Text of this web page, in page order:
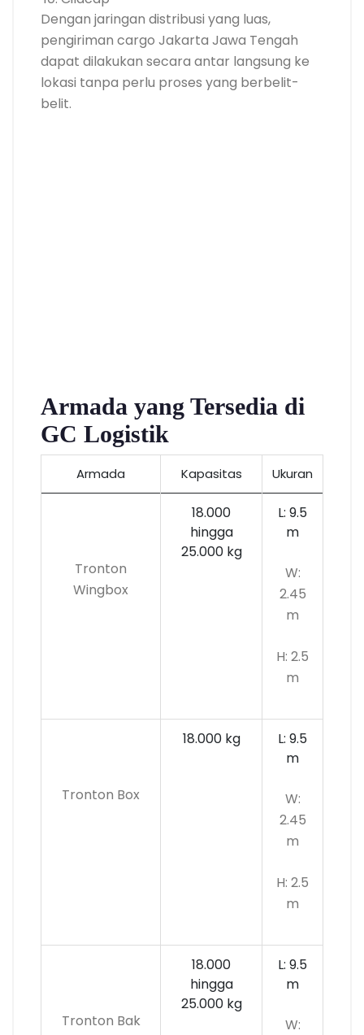
Dengan jaringan distribusi yang luas,
pengiriman cargo Jakarta Jawa Tengah
dapat dilakukan secara antar langsung ke
lokasi tanpa perlu proses yang berbelit-
belit.
Armada yang Tersedia di
GC Logistik
Armada Kapasitas Ukuran
Tronton
Wingbox
18.000
hingga
25.000 kg
L: 9.5
m
W:
2.45
m
H: 2.5
m
Tronton Box
18.000 kg
L: 9.5
m
W:
2.45
m
H: 2.5
m
Tronton Bak
18.000
hingga
25.000 kg
L: 9.5
m
W: